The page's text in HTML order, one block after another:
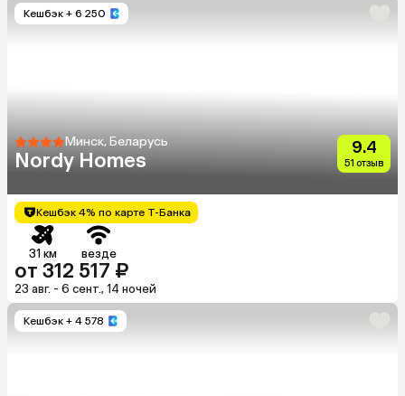
Кешбэк + 6 250
Минск, Беларусь
Nordy Homes
9.4
51 отзыв
Кешбэк 4% по карте Т-Банка
31 км везде
от 312 517 ₽
23 авг. - 6 сент., 14 ночей
Кешбэк + 4 578